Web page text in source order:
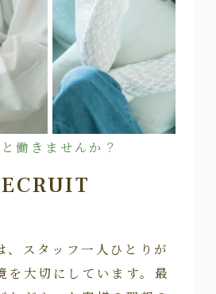
働きませんか？
、スタッフ一人ひとりが
を大切にしています。最